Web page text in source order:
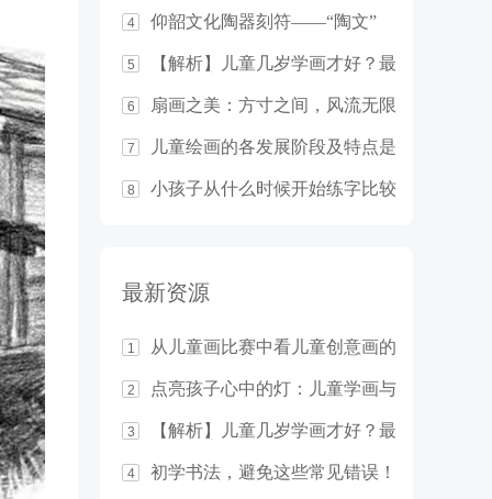
4 仰韶文化陶器刻符——“陶文”
5
【解析】儿童几岁学画才好？最
6 扇画之美：方寸之间，风流无限
7
儿童绘画的各发展阶段及特点是
8
小孩子从什么时候开始练字比较
最新资源
1
从儿童画比赛中看儿童创意画的
2
点亮孩子心中的灯：儿童学画与
3
【解析】儿童几岁学画才好？最
4 初学书法，避免这些常见错误！